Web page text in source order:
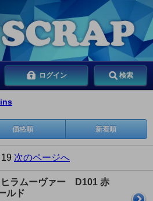
ログイン 検索
価格順 新着順
次のページへ
ラムーヴァー D101 赤
ルド